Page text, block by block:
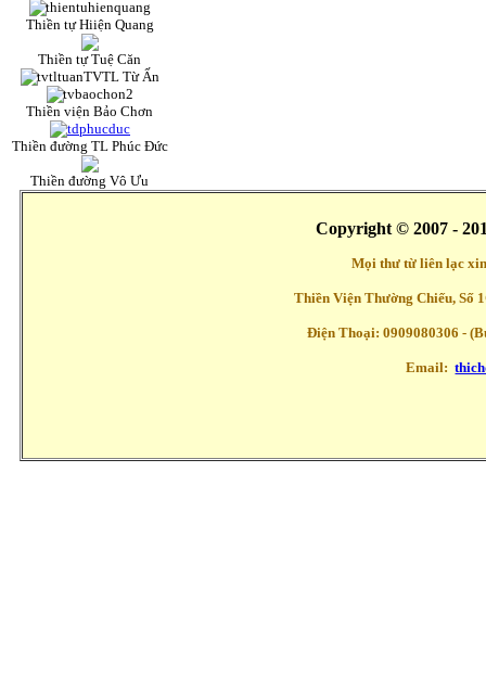
Thiền tự Hiiện Quang
Thiền tự Tuệ Căn
TVTL Từ Ấn
Thiền viện Bảo Chơn
Thiền đường TL Phúc Đức
Thiền đường Vô Ưu
Copyright © 2007 -
Mọi thư từ liên lạc
Thiền Viện Thường Chiếu, Số
Điện Thoại: 0909080306 -
Email: